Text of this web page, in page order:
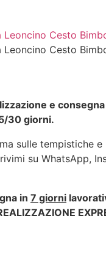
e
30 giorni.
sulle tempistiche e
su WhatsApp,
in 7 giorni